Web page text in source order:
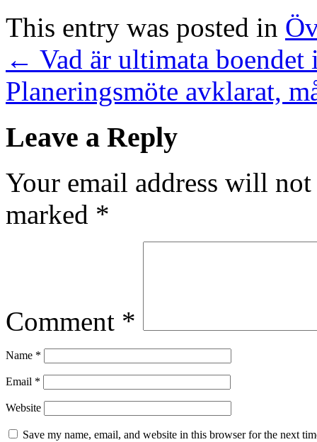
This entry was posted in
← Vad är ultimata boendet
Planeringsmöte avklarat,
Leave a Reply
Your email address will
marked *
Comment *
Name *
Email *
Website
Save my name, email, and website in this browser for the next